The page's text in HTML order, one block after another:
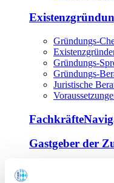
Gründungs-
Gründungs-
Gründungs-
Juristische
Gastgeber der